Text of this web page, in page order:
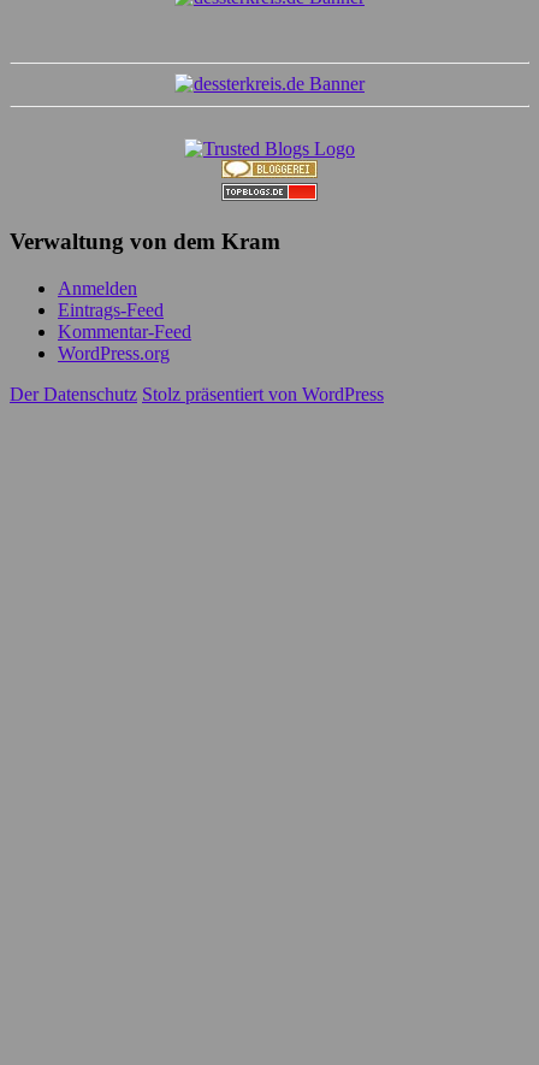
Verwaltung von dem Kram
Anmelden
Eintrags-Feed
Kommentar-Feed
WordPress.org
Der Datenschutz Stolz präsentiert von WordPress